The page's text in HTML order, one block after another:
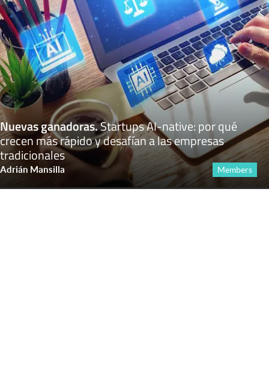
Nuevas ganadoras.Startups AI-native: por qué
crecen más rápido y desafían a las empresas
tradicionales
Adrián Mansilla Members